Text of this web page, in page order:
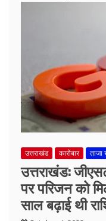
उत्तराखंड कारोबार ताजा
उत्तराखंड:
पर परिजन को
साल बढ़ाई थी